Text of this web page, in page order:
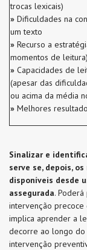
trocas lexicais)
» Dificuldades na
um texto
» Recurso a
momentos de leitura)
» Capacidades de
(apesar das
ou acima da média
» Melhores
Sinalizar e
serve se, depois,
disponíveis desde
assegurada.
intervenção
implica aprender a
decorre ao longo do
intervenção